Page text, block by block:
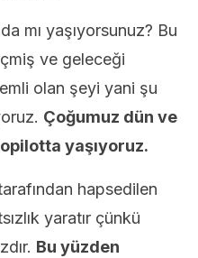
mı yaşıyorsunuz? Bu
ve geleceği
olan şeyi yani şu
Çoğumuz dün ve
yaşıyoruz.
hapsedilen
yaratır çünkü
Bu yüzden